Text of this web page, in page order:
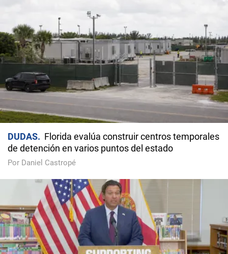
DUDAS
Florida evalúa construir centros temporales
de detención en varios puntos del estado
Por Daniel Castropé